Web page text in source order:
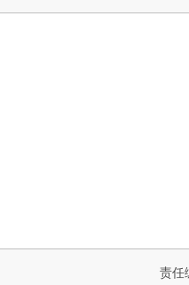
责任